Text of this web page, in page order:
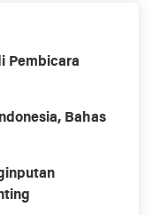
Pembicara
Bahas